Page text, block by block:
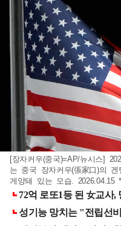
[장자커우(중국)=AP/뉴시스]
는 중국 장자커우(張家口)의
게양돼 있는 모습. 2026.04.15